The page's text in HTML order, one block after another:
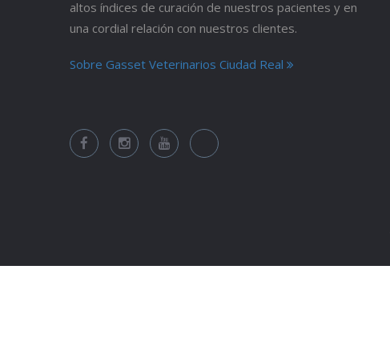
altos índices de curación de nuestros pacientes y en
una cordial relación con nuestros clientes.
Sobre Gasset Veterinarios Ciudad Real